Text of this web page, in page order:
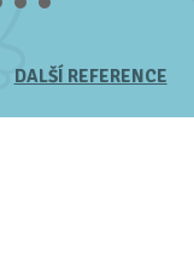
DALŠÍ REFERENCE